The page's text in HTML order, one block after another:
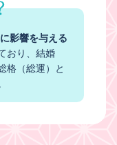
影響を与える
おり、結婚
格（総運）と